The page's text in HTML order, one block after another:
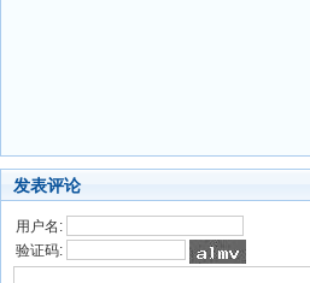
发表评论
用户名:
验证码: